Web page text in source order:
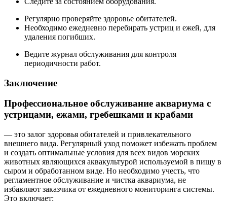
Регулярно проверяйте здоровье обитателей.
Необходимо ежедневно перебирать устриц и ежей, для
удаления погибших.
Ведите журнал обслуживания для контроля
периодичности работ.
Заключение
Профессиональное обслуживание аквариума с
устрицами, ежами, гребешками и крабами
— это залог здоровья обитателей и привлекательного
внешнего вида. Регулярный уход поможет избежать проблем
и создать оптимальные условия для всех видов морских
животных являющихся аквакультурой используемой в пищу в
сыром и обработанном виде. Но необходимо учесть, что
регламентное обслуживание и чистка аквариума, не
избавляют заказчика от ежедневного мониторинга системы.
Это включает: